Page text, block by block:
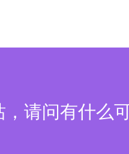
请问有什么